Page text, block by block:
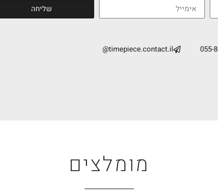
שליחה
055-
timepiece.contact.il@
מומלצים